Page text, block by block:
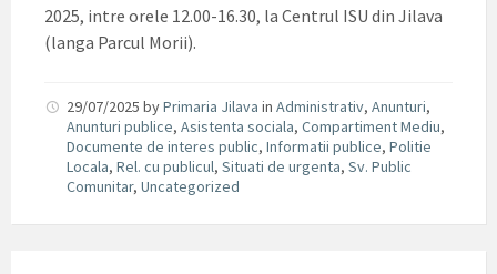
2025, intre orele 12.00-16.30, la Centrul ISU din Jilava
(langa Parcul Morii).
29/07/2025 byPrimaria Jilava in Administrativ, Anunturi,
Anunturi publice, Asistenta sociala, Compartiment Mediu,
Documente de interes public, Informatii publice, Politie
Locala, Rel. cu publicul, Situati de urgenta, Sv. Public
Comunitar, Uncategorized